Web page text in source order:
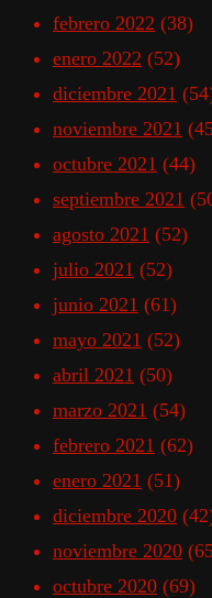
febrero 2022 (38)
enero 2022 (52)
diciembre 2021
noviembre 2021
octubre 2021 (44)
septiembre 2021
agosto 2021 (52)
julio 2021 (52)
junio 2021 (61)
mayo 2021 (52)
abril 2021 (50)
marzo 2021 (54)
febrero 2021 (62)
enero 2021 (51)
diciembre 2020
noviembre 2020
octubre 2020 (69)